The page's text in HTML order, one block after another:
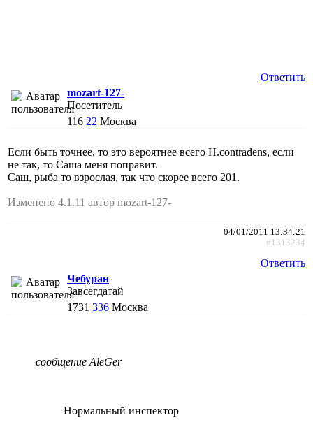
Ответить
mozart-127-
Посетитель
116 22 Москва
Если быть точнее, то это вероятнее всего Н.contradens, если
не так, то Саша меня поправит.
Саш, рыба то взрослая, так что скорее всего 201.
Изменено 4.1.11 автор mozart-127-
04/01/2011 13:34:21
#1313234
Ответить
Чебуран
Завсегдатай
1731 336 Москва
сообщение AleGer
Нормальный инспектор